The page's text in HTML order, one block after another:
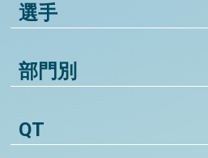
選手
部門別
QT